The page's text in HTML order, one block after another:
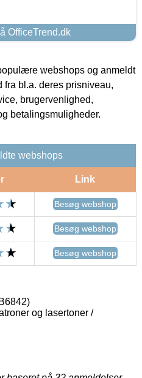
OfficeTrend.dk
webshops og anmeldt
fra bl.a. deres prisniveau,
brugervenlighed,
betalingsmuligheder.
webshops
Link
Besøg webshop
Besøg webshop
Besøg webshop
og lasertoner /